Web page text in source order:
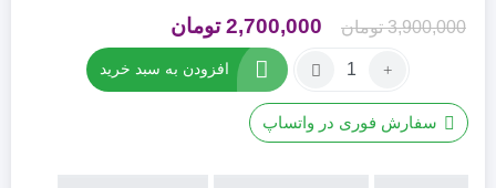
3,900,000 تومان
قیمت
اصلی
3,900,000 تومان
بود.
2,700,000 تومان
تعداد:
ادکلن
امل
افزودن به سبد خرید
سفارش فوری در واتساپ